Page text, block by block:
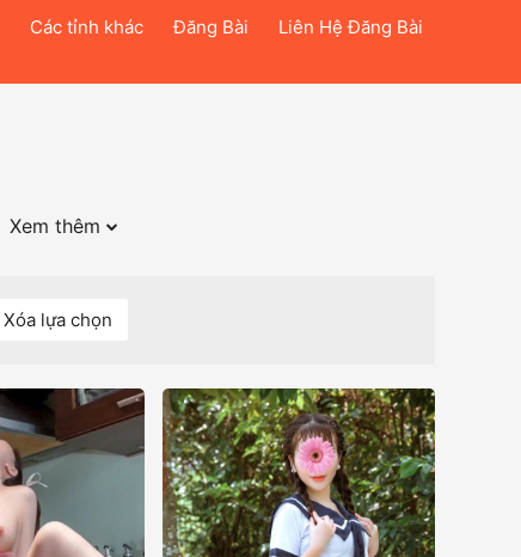
Các tỉnh khác Đăng Bài Liên Hệ Đăng Bài
Xem thêm
Xóa lựa chọn